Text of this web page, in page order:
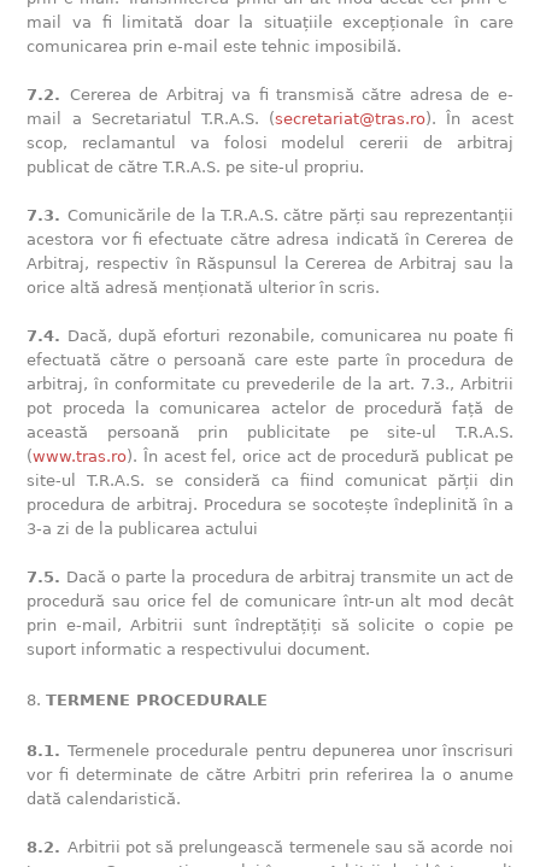
mail va fi limitată doar la situațiile excepționale în care
comunicarea prin e-mail este tehnic imposibilă.
7.2. Cererea de Arbitraj va fi transmisă către adresa de e-
mail a Secretariatul T.R.A.S. (secretariat@tras.ro). În acest
scop, reclamantul va folosi modelul cererii de arbitraj
publicat de către T.R.A.S. pe site-ul propriu.
7.3. Comunicările de la T.R.A.S. către părți sau reprezentanții
acestora vor fi efectuate către adresa indicată în Cererea de
Arbitraj, respectiv în Răspunsul la Cererea de Arbitraj sau la
orice altă adresă menționată ulterior în scris.
7.4. Dacă, după eforturi rezonabile, comunicarea nu poate fi
efectuată către o persoană care este parte în procedura de
arbitraj, în conformitate cu prevederile de la art. 7.3., Arbitrii
pot proceda la comunicarea actelor de procedură față de
această persoană prin publicitate pe site-ul T.R.A.S.
(www.tras.ro). În acest fel, orice act de procedură publicat pe
site-ul T.R.A.S. se consideră ca fiind comunicat părții din
procedura de arbitraj. Procedura se socotește îndeplinită în a
3-a zi de la publicarea actului
7.5. Dacă o parte la procedura de arbitraj transmite un act de
procedură sau orice fel de comunicare într-un alt mod decât
prin e-mail, Arbitrii sunt îndreptățiți să solicite o copie pe
suport informatic a respectivului document.
TERMENE PROCEDURALE
8.1.Termenele procedurale pentru depunerea unor înscrisuri
vor fi determinate de către Arbitri prin referirea la o anume
dată calendaristică.
8.2. Arbitrii pot să prelungească termenele sau să acorde noi